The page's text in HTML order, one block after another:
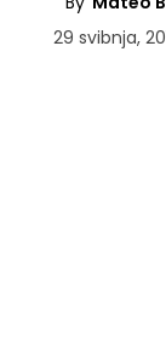
29 svibnja,